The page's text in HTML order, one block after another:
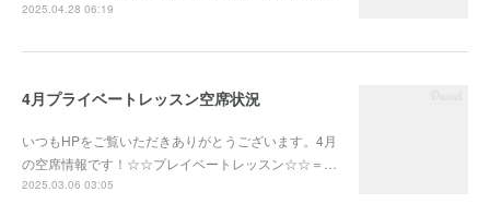
2025.04.28 06:19
4月プライベートレッスン空席状況
いつもHPをご覧いただきありがとうございます。4月
の空席情報です！☆☆プレイベートレッスン☆☆＝…
2025.03.06 03:05